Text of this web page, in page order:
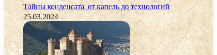
Тайны конденсата: от капель до технологий
25.03.2024